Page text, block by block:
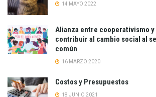
14 MAYO 2022
Alianza entre cooperativismo
contribuir al cambio social al
común
16 MARZO 2020
Costos y Presupuestos
18 JUNIO 2021